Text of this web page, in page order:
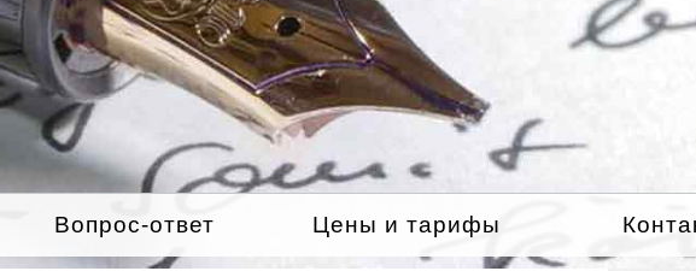
Вопрос-ответ Цены и тарифы